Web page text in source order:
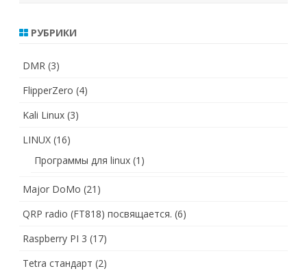
РУБРИКИ
DMR (3)
FlipperZero (4)
Kali Linux (3)
LINUX (16)
Программы для linux (1)
Major DoMo (21)
QRP radio (FT818) посвящается. (6)
Raspberry PI 3 (17)
Tetra стандарт (2)